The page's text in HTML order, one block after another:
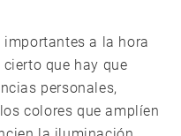
importantes a la hora
que hay que
personales,
colores que amplíen